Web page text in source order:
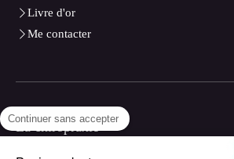
Livre d'or
Me contacter
La chiropraxie
Continuer sans accepter